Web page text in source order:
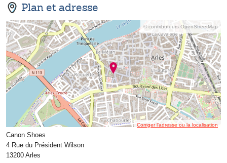
Plan et adresse
© contributeurs OpenStreetMap
Corriger l’adresse ou la localisation
Canon Shoes
4 Rue du Président Wilson
13200 Arles